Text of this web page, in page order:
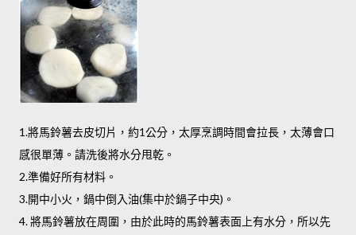
1.將馬鈴薯去皮切片，約1公分，太厚烹調時間會拉長，太薄會口
感很單薄。請洗後將水分甩乾。
2.準備好所有材料。
3.開中小火，鍋中倒入油(集中於鍋子中央)。
4. 將馬鈴薯放在周圍，由於此時的馬鈴薯表面上有水分，所以先